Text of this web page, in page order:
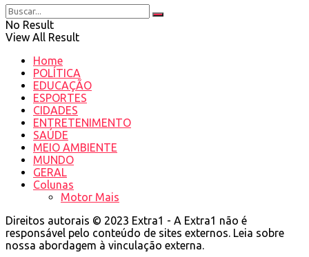
No Result
View All Result
Home
POLÍTICA
EDUCAÇÃO
ESPORTES
CIDADES
ENTRETENIMENTO
SAÚDE
MEIO AMBIENTE
MUNDO
GERAL
Colunas
Motor Mais
Direitos autorais © 2023 Extra1 - A Extra1 não é
responsável pelo conteúdo de sites externos. Leia sobre
nossa abordagem à vinculação externa.